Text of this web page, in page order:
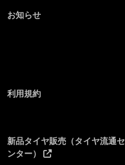
お知らせ
利用規約
新品タイヤ販売（タイヤ流通セ
ンター）